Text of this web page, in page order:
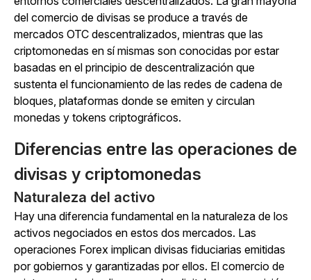
del comercio de divisas se produce a través de
mercados OTC descentralizados, mientras que las
criptomonedas en sí mismas son conocidas por estar
basadas en el principio de descentralización que
sustenta el funcionamiento de las redes de cadena de
bloques, plataformas donde se emiten y circulan
monedas y tokens criptográficos.
Diferencias entre las operaciones de
divisas y criptomonedas
Naturaleza del activo
Hay una diferencia fundamental en la naturaleza de los
activos negociados en estos dos mercados. Las
operaciones Forex implican divisas fiduciarias emitidas
por gobiernos y garantizadas por ellos. El comercio de